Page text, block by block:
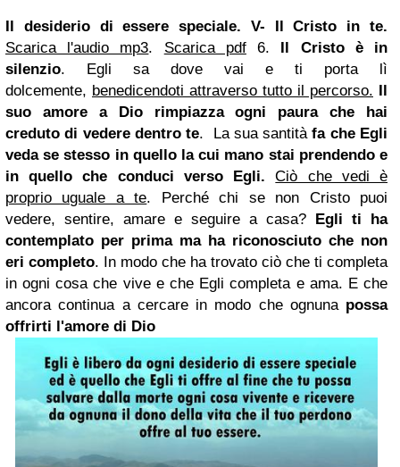
Il desiderio di essere speciale.
V- Il Cristo in te.
Scarica l'audio mp3. Scarica pdf 6.
Il Cristo è in
silenzio. Egli sa dove vai e ti porta lì
dolcemente, benedicendoti attraverso tutto il percorso.
suo amore a Dio rimpiazza ogni paura che hai
creduto di vedere dentro te. La sua santitàfa che Egli
veda se stesso in quello la cui mano stai prendendo e
in quello che conduci verso Egli.
Ciò che vedi è
proprio uguale a te. Perché chi se non Cristo puoi
vedere, sentire, amare e seguire a casa?
Egli ti ha
contemplato per prima ma ha riconosciuto che non
eri completo. In modo che ha trovato ciò che ti completa
in ogni cosa che vive e che Egli completa e ama. E che
ancora continua a cercare in modo che ognuna possa
offrirti l'amore di Dio